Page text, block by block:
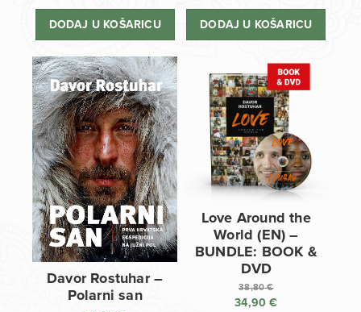
DODAJ U KOŠARICU DODAJ U KOŠARICU
Davor Rostuhar –
Polarni san
Love Around the
World (EN) –
BUNDLE: BOOK &
DVD
38,80€
Izvorna
34,90€